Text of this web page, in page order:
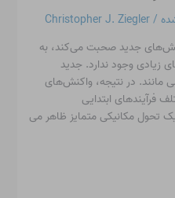
/
Christopher J. Ziegler
جدید صحبت می‌کند، به
وجود ندارد. جدید
مانند. در نتیجه، واکنش‌های
فرآیندهای ابتدایی
تحول مکانیکی متمایز ظاهر می